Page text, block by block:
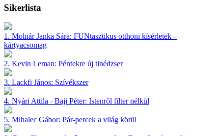
Sikerlista
1. Molnár Janka Sára: FUNtasztikus otthoni kísérletek –
kártyacsomag
2. Kevin Leman: Péntekre új tinédzser
3. Lackfi János: Szívékszer
4. Nyári Attila - Baji Péter: Istenről filter nélkül
5. Mihalec Gábor: Pár-percek a világ körül